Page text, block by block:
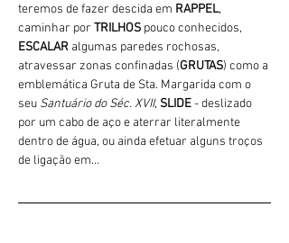
teremos de fazer descida em RAPPEL,
caminhar por TRILHOS pouco conhecidos,
ESCALAR algumas paredes rochosas,
atravessar zonas confinadas (GRUTAS) como a
emblemática Gruta de Sta. Margarida com o
seu Santuário do Séc. XVII, SLIDE - deslizado
por um cabo de aço e aterrar literalmente
dentro de água, ou ainda efetuar alguns troços
de ligação em…